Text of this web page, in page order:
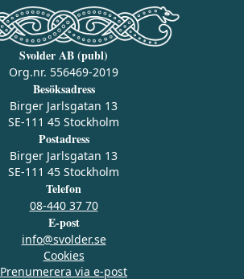
Svolder AB (publ)
Org.nr. 556469-2019
Besöksadress
Birger Jarlsgatan 13
SE-111 45 Stockholm
Postadress
Birger Jarlsgatan 13
SE-111 45 Stockholm
Telefon
08-440 37 70
E-post
info@svolder.se
Cookies
Prenumerera via e‑post